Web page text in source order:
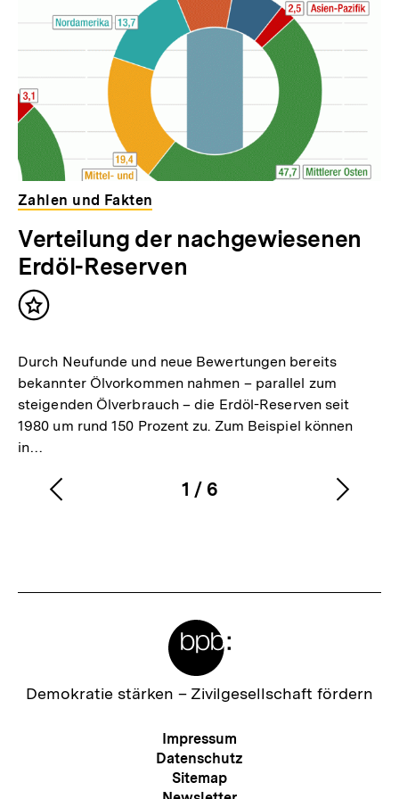
t
:
Zahlen und Fakten
Verteilung der nachgewiesenen
Erdöl-Reserven
Inhalt
Durch Neufunde und neue Bewertungen bereits
bekannter Ölvorkommen nahmen – parallel zum
steigenden Ölverbrauch – die Erdöl-Reserven seit
1980 um rund 150 Prozent zu. Zum Beispiel können
in…
Karussellinhalt
1
von
/ 6
Vorherigen
Zur
Demokratie stärken – Zivilgesellschaft fördern
Meta-
Navigation
Impressum
Datenschutz
Sitemap